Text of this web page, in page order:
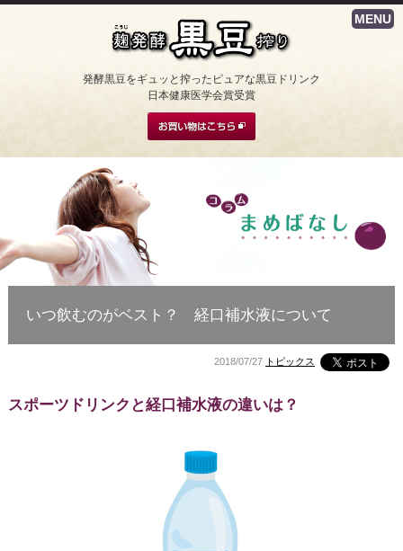
発酵黒豆をギュッと搾ったピュアな黒豆ドリンク
日本健康医学会賞受賞
MENU
いつ飲むのがベスト？ 経口補水液について
2018/07/27 トピックス
スポーツドリンクと経口補水液の違いは？